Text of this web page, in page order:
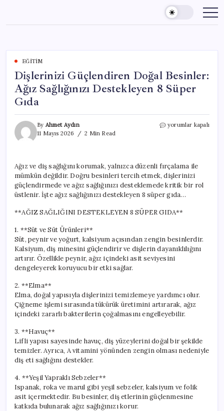
content
EĞITIM
Dişlerinizi Güçlendiren Doğal Besinler:
Ağız Sağlığınızı Destekleyen 8 Süper
Gıda
By Ahmet Aydın
11 Mayıs 2026
2 Min Read
Dişlerinizi
Sağlığınızı
Destekleyen
8
Süper
Gıda
için
yorumlar kapalı
Ağız ve diş sağlığını korumak, yalnızca düzenli fırçalama ile
mümkün değildir. Doğru besinleri tercih etmek, dişlerinizi
güçlendirmede ve ağız sağlığınızı desteklemede kritik bir rol
üstlenir. İşte ağız sağlığınızı destekleyen 8 süper gıda…
**AĞIZ SAĞLIĞINI DESTEKLEYEN 8 SÜPER GIDA**
1. **Süt ve Süt Ürünleri**
Süt, peynir ve yoğurt, kalsiyum açısından zengin besinlerdir.
Kalsiyum, diş minesini güçlendirir ve dişlerin dayanıklılığını
artırır. Özellikle peynir, ağız içindeki asit seviyesini
dengeleyerek koruyucu bir etki sağlar.
2. **Elma**
Elma, doğal yapısıyla dişlerinizi temizlemeye yardımcı olur.
Çiğneme işlemi sırasında tükürük üretimini artırarak, ağız
içindeki zararlı bakterilerin çoğalmasını engelleyebilir.
3. **Havuç**
Lifli yapısı sayesinde havuç, diş yüzeylerini doğal bir şekilde
temizler. Ayrıca, A vitamini yönünden zengin olması nedeniyle
diş eti sağlığını destekler.
4. **Yeşil Yapraklı Sebzeler**
Ispanak, roka ve marul gibi yeşil sebzeler, kalsiyum ve folik
asit içermektedir. Bu besinler, diş etlerinin güçlenmesine
katkıda bulunarak ağız sağlığınızı korur.